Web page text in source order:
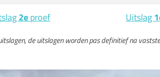
2eproef Uitslag
de uitslagen worden pas definitief na